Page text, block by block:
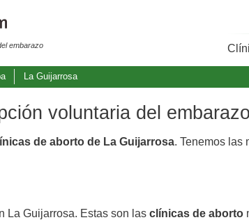
embarazo
La Guijarrosa
voluntaria del
de aborto de La Guijarrosa. Tenemos las
La Guijarrosa. Estas son las clínicas de aborto